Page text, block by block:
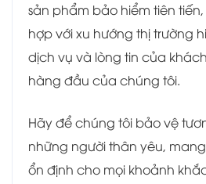
sản phẩm bảo hiểm tiên
hợp với xu hướng thị trường
dịch vụ và lòng tin của
hàng đầu của chúng tôi.
Hãy để chúng tôi bảo vệ
những người thân yêu,
ổn định cho mọi khoảnh